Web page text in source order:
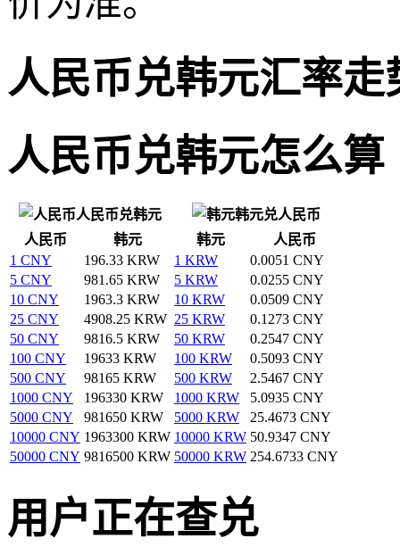
人民币兑韩元汇率走
人民币兑韩元怎么算
人民币兑韩元
韩元兑人民币
人民币
韩元 韩元
人民币
1 CNY
196.33 KRW 1 KRW
0.0051 CNY
5 CNY
981.65 KRW 5 KRW
0.0255 CNY
10 CNY
1963.3 KRW 10 KRW
0.0509 CNY
25 CNY
4908.25 KRW 25 KRW
0.1273 CNY
50 CNY
9816.5 KRW 50 KRW
0.2547 CNY
100 CNY
19633 KRW 100 KRW
0.5093 CNY
500 CNY
98165 KRW 500 KRW
2.5467 CNY
1000 CNY
196330 KRW 1000 KRW
5.0935 CNY
5000 CNY
981650 KRW 5000 KRW
25.4673 CNY
10000 CNY 1963300 KRW 10000 KRW 50.9347 CNY
50000 CNY 9816500 KRW 50000 KRW 254.6733 CNY
用户正在查兑